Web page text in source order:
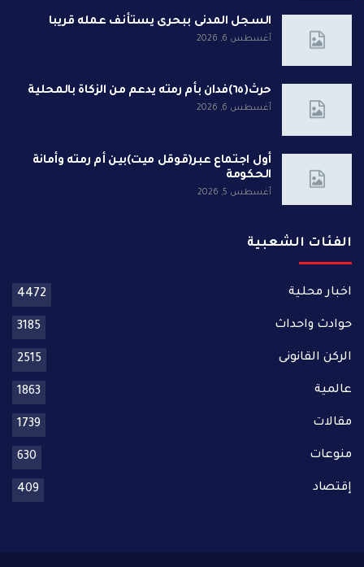
السجل المدنى ببحرى يستأنف عمله قريبا
أغسطس 6, 2026
حرث(٦٥)فدان بأم رمته يدعم من الزكاة بالمحلية
أغسطس 6, 2026
أول اجتماع عبر(قوقل ميت)بين أم رمته وأمانة
الحكومة
أغسطس 5, 2026
الفئات الشعبية
اخبار محلية 4472
حوادث واحداث 3185
الركن القانونى 2515
عالمية 1863
مقالات 1739
منوعات 630
إقتصاد 409